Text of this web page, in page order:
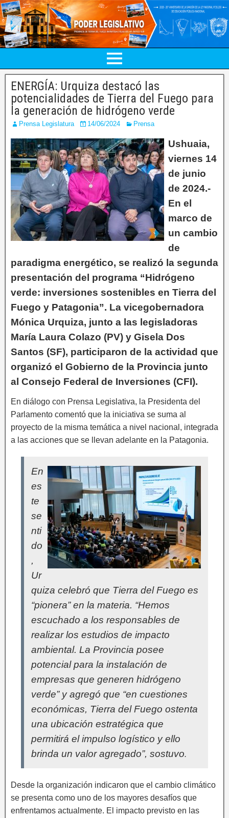
ENERGÍA: Urquiza destacó las
potencialidades de Tierra del Fuego para
la generación de hidrógeno verde
Prensa Legislatura 14/06/2024 Prensa
Ushuaia,
viernes 14
de junio
de 2024.-
En el
marco de
un cambio
de
paradigma energético, se realizó la segunda
presentación del programa “Hidrógeno
verde: inversiones sostenibles en Tierra del
Fuego y Patagonia”. La vicegobernadora
Mónica Urquiza, junto a las legisladoras
María Laura Colazo (PV) y Gisela Dos
Santos (SF), participaron de la actividad que
organizó el Gobierno de la Provincia junto
al Consejo Federal de Inversiones (CFI).
En diálogo con Prensa Legislativa, la Presidenta del
Parlamento comentó que la iniciativa se suma al
proyecto de la misma temática a nivel nacional, integrada
a las acciones que se llevan adelante en la Patagonia.
En
es
te
se
nti
do
,
Ur
quiza celebró que Tierra del Fuego es
“pionera” en la materia. “Hemos
escuchado a los responsables de
realizar los estudios de impacto
ambiental. La Provincia posee
potencial para la instalación de
empresas que generen hidrógeno
verde” y agregó que “en cuestiones
económicas, Tierra del Fuego ostenta
una ubicación estratégica que
permitirá el impulso logístico y ello
brinda un valor agregado”, sostuvo.
Desde la organización indicaron que el cambio climático
se presenta como uno de los mayores desafíos que
enfrentamos actualmente. El impacto previsto en las